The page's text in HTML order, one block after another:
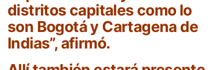
distritos capitales como lo
son Bogotá y Cartagena de
Indias”, afirmó.